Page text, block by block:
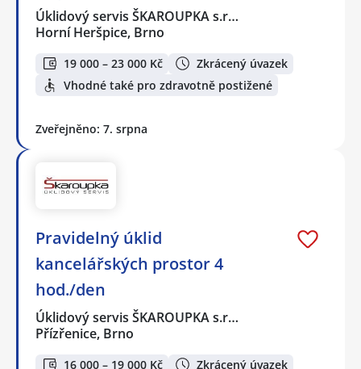
Úklidový servis ŠKAROUPKA s.r…
Horní Heršpice, Brno
19 000 – 23 000 Kč
Zkrácený úvazek
Vhodné také pro zdravotně postižené
Zveřejněno: 7. srpna
Pravidelný úklid
kancelářských prostor 4
hod./den
Úklidový servis ŠKAROUPKA s.r…
Přízřenice, Brno
16 000 – 19 000 Kč Zkrácený úvazek